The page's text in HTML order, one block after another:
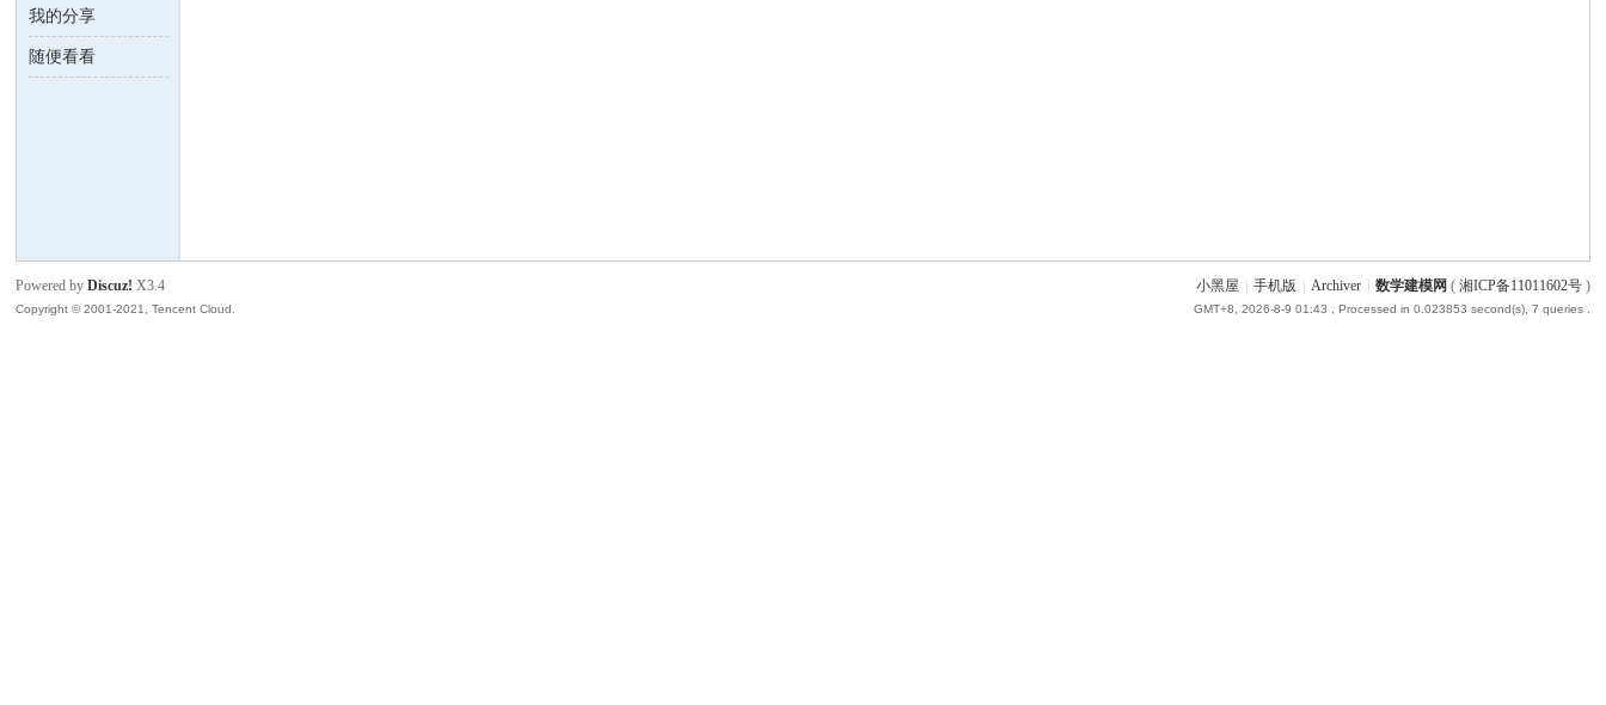
我的分享
随便看看
小黑屋 手机版 Archiver 数学建模网 ( 湘ICP备11011602号)
GMT+8, 2026-8-9 01:43 , Processed in 0.023853 second(s), 7 queries .
Powered byDiscuz! X3.4
Copyright © 2001-2021, Tencent Cloud.